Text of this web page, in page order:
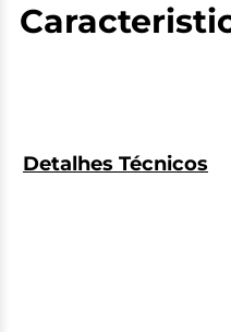
Detalhes Técnicos